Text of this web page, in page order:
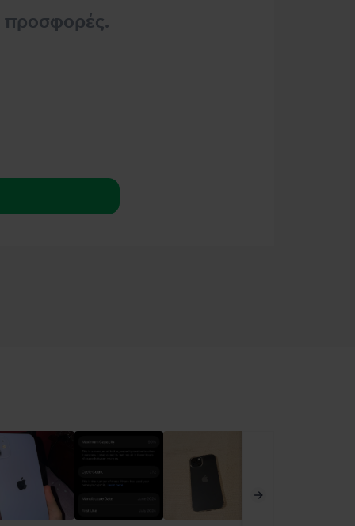
προσφορές.